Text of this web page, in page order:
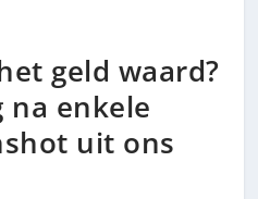
geld waard?
na enkele
uit ons